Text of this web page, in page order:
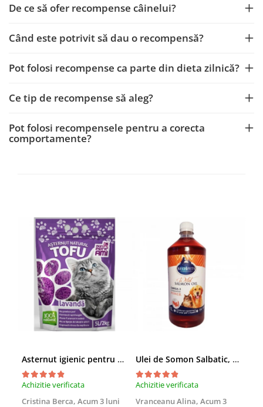
De ce să ofer recompense câinelui?
Când este potrivit să dau o recompensă?
Pot folosi recompense ca parte din dieta zilnică?
Ce tip de recompense să aleg?
Pot folosi recompensele pentru a corecta
comportamente?
Asternut igienic pentru pisici Tofu Lavanda, Mon Petit 5 l
Achizitie verificata
Cristina Berca, Acum 3 luni
Ulei de Somon Salbatic, câini și pisici, piele si blană, BEST4PETS, 1l
Achizitie verificata
Vranceanu Alina, Acum 3